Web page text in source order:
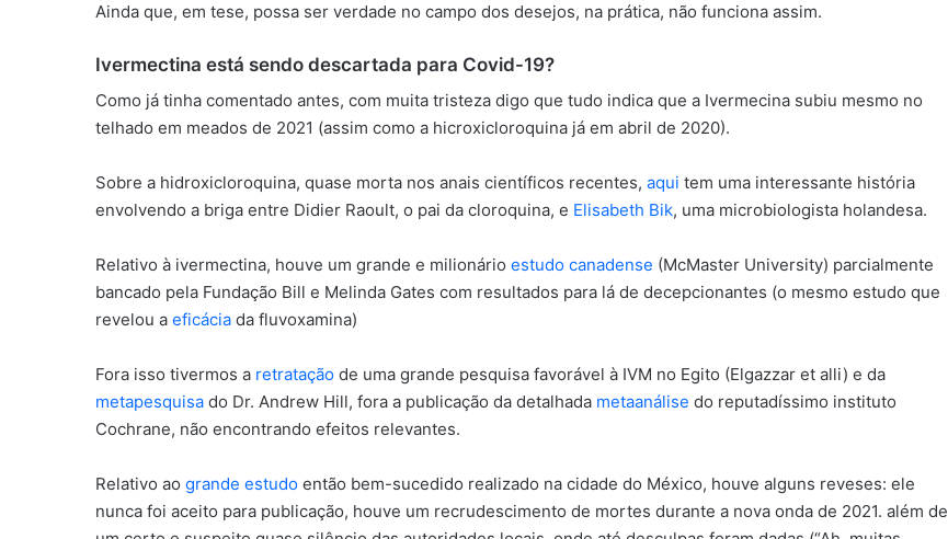
Ainda que, em tese, possa ser verdade no campo dos desejos, na prática, não funciona assim.
Ivermectina está sendo descartada para Covid-19?
Como já tinha comentado antes, com muita tristeza digo que tudo indica que a Ivermecina subiu mesmo no
telhado em meados de 2021 (assim como a hicroxicloroquina já em abril de 2020).
Sobre a hidroxicloroquina, quase morta nos anais científicos recentes, aqui tem uma interessante história
envolvendo a briga entre Didier Raoult, o pai da cloroquina, e Elisabeth Bik, uma microbiologista holandesa.
Relativo à ivermectina, houve um grande e milionário estudo canadense (McMaster University) parcialmente
bancado pela Fundação Bill e Melinda Gates com resultados para lá de decepcionantes (o mesmo estudo que
revelou a eficácia da fluvoxamina)
Fora isso tivermos a retratação de uma grande pesquisa favorável à IVM no Egito (Elgazzar et alli) e da
metapesquisa do Dr. Andrew Hill, fora a publicação da detalhada metaanálise do reputadíssimo instituto
Cochrane, não encontrando efeitos relevantes.
Relativo ao grande estudo então bem-sucedido realizado na cidade do México, houve alguns reveses: ele
nunca foi aceito para publicação, houve um recrudescimento de mortes durante a nova onda de 2021. além de